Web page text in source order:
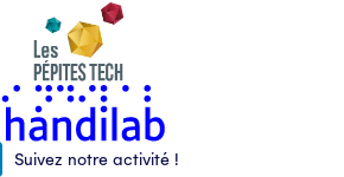
Suivez notre activité !